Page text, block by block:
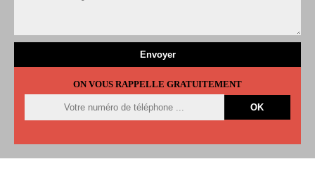
ON VOUS RAPPELLE GRATUITEMENT